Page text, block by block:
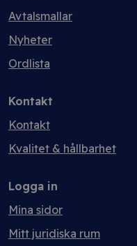
Avtalsmallar
Nyheter
Ordlista
Kontakt
Kontakt
Kvalitet & hållbarhet
Logga in
Mina sidor
Mitt juridiska rum